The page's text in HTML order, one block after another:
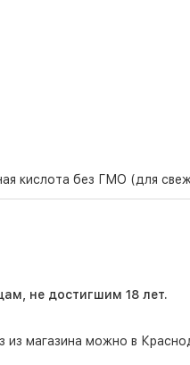
кислота без ГМО (для
не достигшим 18 лет.
из магазина можно в